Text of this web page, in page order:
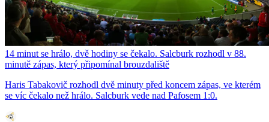
14 minut se hrálo, dvě hodiny se čekalo. Salcburk rozhodl v 88.
minutě zápas, který připomínal brouzdaliště
Haris Tabakovič rozhodl dvě minuty před koncem zápas, ve kterém
se víc čekalo než hrálo. Salcburk vede nad Pafosem 1:0.